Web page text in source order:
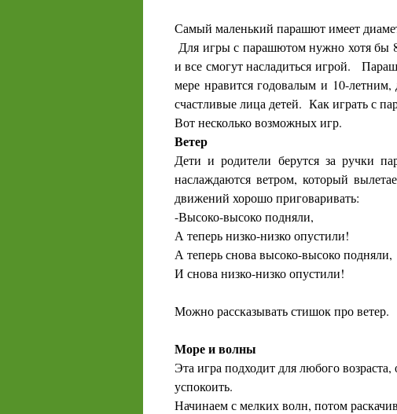
Самый маленький парашют имеет
Для игры с парашютом нужно хотя бы 8
и все смогут насладиться игрой.
мере нравится годовалым и 10-
счастливые лица детей. Как играть с
Вот несколько возможных игр.
Ветер
Дети и родители берутся за ручки
наслаждаются ветром, который
движений хорошо приговаривать:
-Высоко-высоко подняли,
А теперь низко-низко опустили!
А теперь снова высоко-высоко подняли,
И снова низко-низко опустили!
Можно рассказывать стишок про ветер.
Море и волны
Эта игра подходит для любого
успокоить.
Начинаем с мелких волн, потом